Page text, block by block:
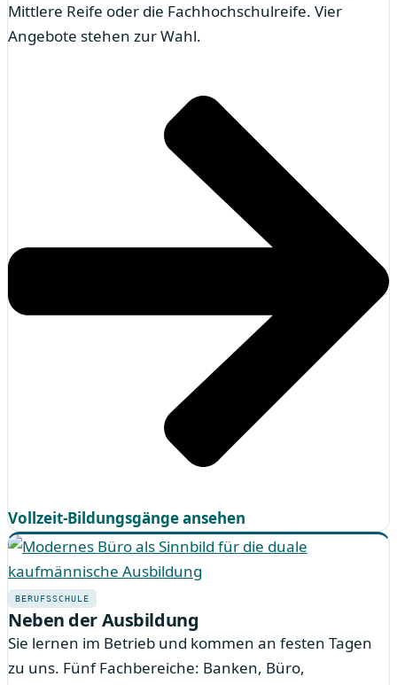
Mittlere Reife oder die Fachhochschulreife. Vier
Angebote stehen zur Wahl.
Vollzeit-Bildungsgänge ansehen
BERUFSSCHULE
Neben der Ausbildung
Sie lernen im Betrieb und kommen an festen Tagen
zu uns. Fünf Fachbereiche: Banken, Büro,